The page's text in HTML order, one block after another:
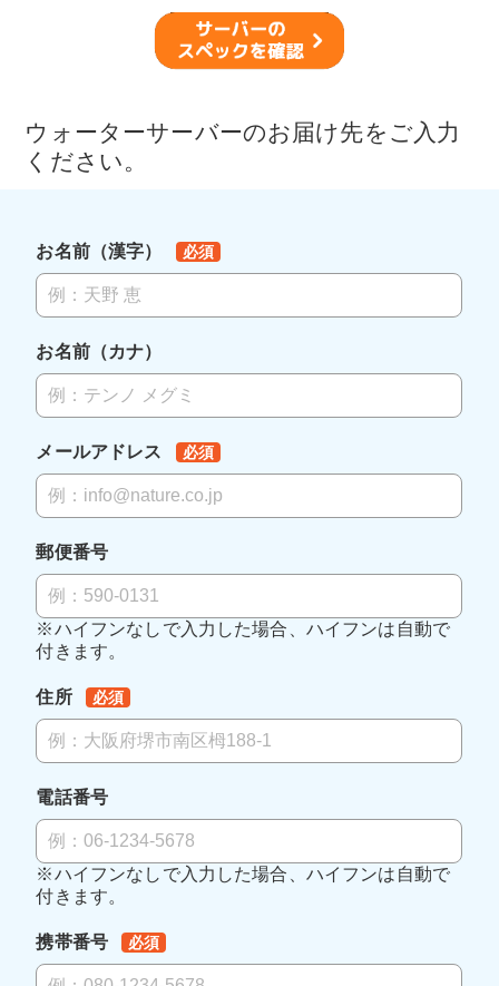
ウォーターサーバーのお届け先をご入力
ください。
お名前（漢字） 必須
お名前（カナ）
メールアドレス 必須
郵便番号
※ハイフンなしで入力した場合、ハイフンは自動で
付きます。
住所 必須
電話番号
※ハイフンなしで入力した場合、ハイフンは自動で
付きます。
携帯番号 必須